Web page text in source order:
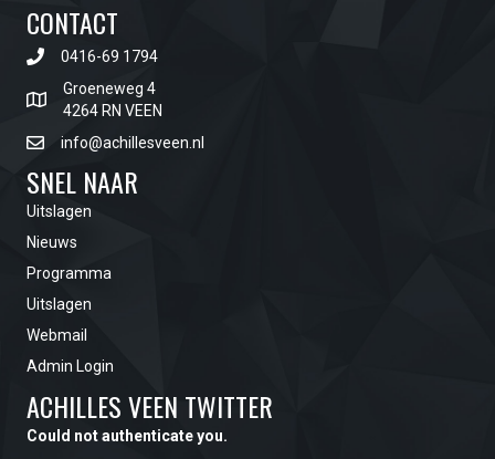
CONTACT
0416-69 1794
Groeneweg 4
4264 RN VEEN
info@achillesveen.nl
SNEL NAAR
Uitslagen
Nieuws
Programma
Uitslagen
Webmail
Admin Login
ACHILLES VEEN TWITTER
Could not authenticate you.